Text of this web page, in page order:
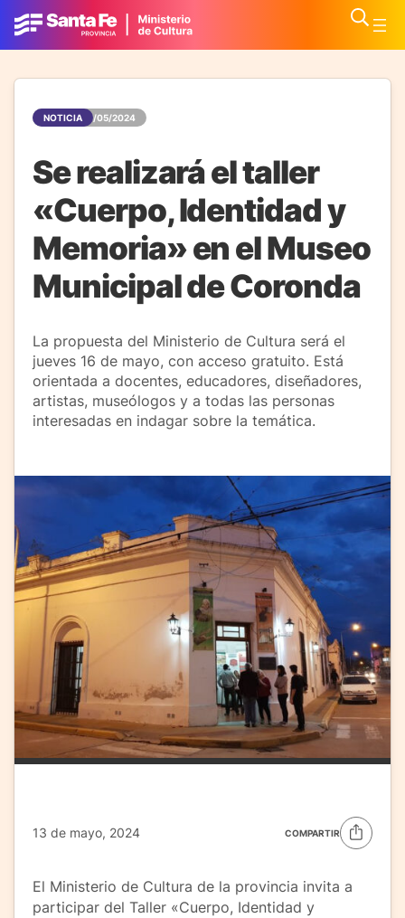
NOTICIA 13/05/2024
Se realizará el taller
«Cuerpo, Identidad y
Memoria» en el Museo
Municipal de Coronda
La propuesta del Ministerio de Cultura será el
jueves 16 de mayo, con acceso gratuito. Está
orientada a docentes, educadores, diseñadores,
artistas, museólogos y a todas las personas
interesadas en indagar sobre la temática.
13 de mayo, 2024 COMPARTIR
El Ministerio de Cultura de la provincia invita a
participar del Taller «Cuerpo, Identidad y